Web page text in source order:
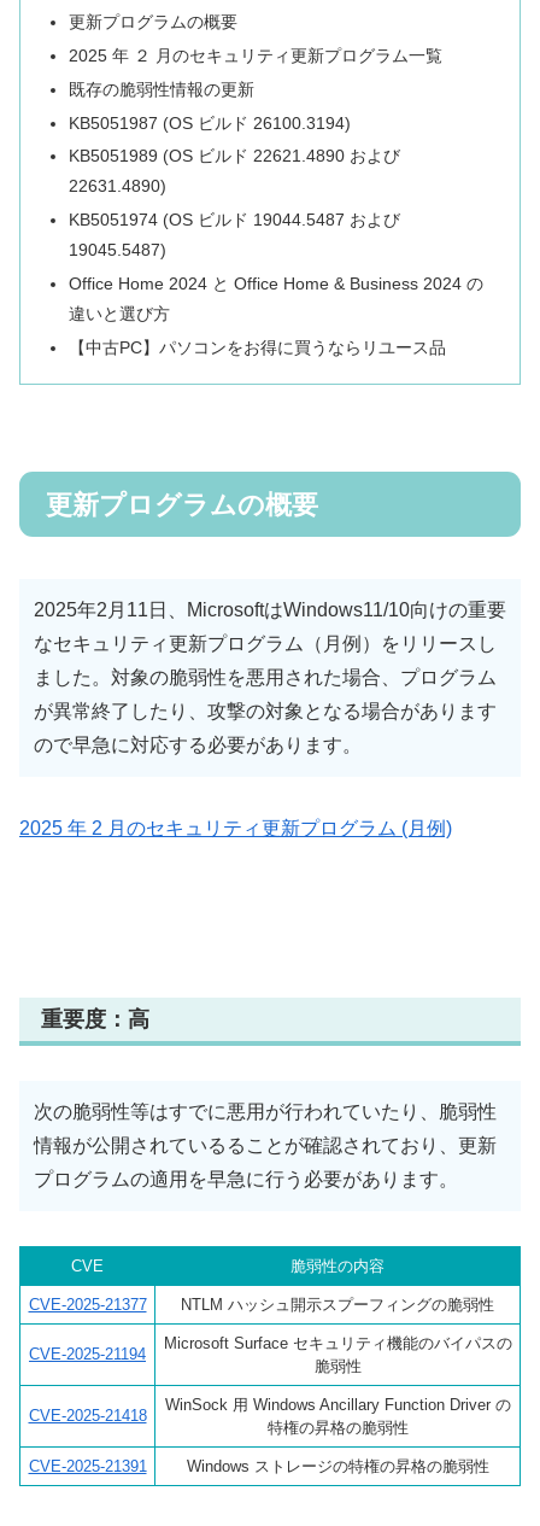
更新プログラムの概要
2025 年 ２ 月のセキュリティ更新プログラム一覧
既存の脆弱性情報の更新
KB5051987 (OS ビルド 26100.3194)
KB5051989 (OS ビルド 22621.4890 および
22631.4890)
KB5051974 (OS ビルド 19044.5487 および
19045.5487)
Office Home 2024 と Office Home & Business 2024 の
違いと選び方
【中古PC】パソコンをお得に買うならリユース品
更新プログラムの概要
2025年2月11日、MicrosoftはWindows11/10向けの重要
なセキュリティ更新プログラム（月例）をリリースし
ました。対象の脆弱性を悪用された場合、プログラム
が異常終了したり、攻撃の対象となる場合があります
ので早急に対応する必要があります。
2025 年 2 月のセキュリティ更新プログラム (月例)
重要度：高
次の脆弱性等はすでに悪用が行われていたり、脆弱性
情報が公開されているることが確認されており、更新
プログラムの適用を早急に行う必要があります。
CVE 脆弱性の内容
CVE-2025-21377 NTLM ハッシュ開示スプーフィングの脆弱性
CVE-2025-21194
Microsoft Surface セキュリティ機能のバイパスの
脆弱性
CVE-2025-21418
WinSock 用 Windows Ancillary Function Driver の
特権の昇格の脆弱性
CVE-2025-21391 Windows ストレージの特権の昇格の脆弱性